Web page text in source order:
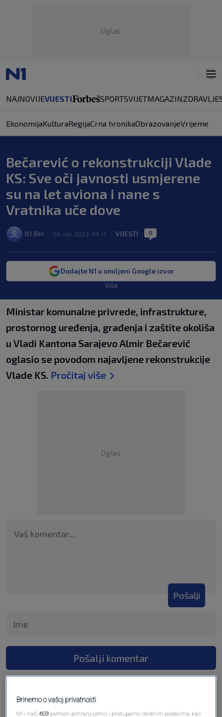
Oglas
NAJNOVIJEVIJESTI SPORTSVIJETMAGAZINZDRAVLJE
EkonomijaKulturaRegijaCrna hronikaObrazovanjeVrijeme
Bečarević o rekonstrukciji Vlade
KS: Sve oči javnosti usmjerene
su na let aviona i nane s
Vratnika uče dove
N1 BiH 06. okt. 2023. 09:12 VIJESTI 0
Dodajte N1 u omiljeni Google izvor
Više
Ministar komunalne privrede, infrastrukture,
prostornog uređenja, građenja i zaštite okoliša
u Vladi Kantona Sarajevo Almir Bečarević
oglasio se povodom najavljene rekonstrukcije
Vlade KS. Pročitaj više
Oglas
Pošalji
Pošalji komentar
Brinemo o vašoj privatnosti
Mi i naši603 partneri pohranjujemo i pristupamo osobnim podacima, kao